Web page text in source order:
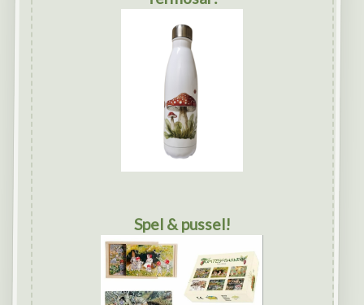
Spel & pussel!